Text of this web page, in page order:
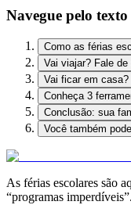
Navegue pelo texto
Como as férias
Vai viajar? Fale
Vai ficar em
Conheça 3
Conclusão: sua
Você também
As férias escolares são
“programas